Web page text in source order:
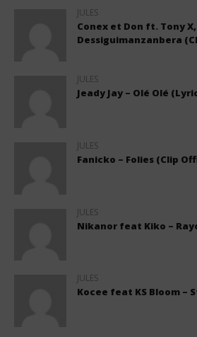
JULES
Conex et Don ft. Tony
Dessiguimanzanbera
JULES
Jeady Jay – Olé Olé
JULES
Fanicko – Folies (Clip
JULES
Nikanor feat Kiko –
JULES
Kocee feat KS Bloom –